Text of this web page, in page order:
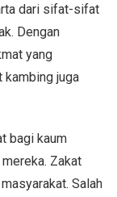
dari sifat-sifat
Dengan
yang
kambing juga
bagi kaum
Zakat
Salah